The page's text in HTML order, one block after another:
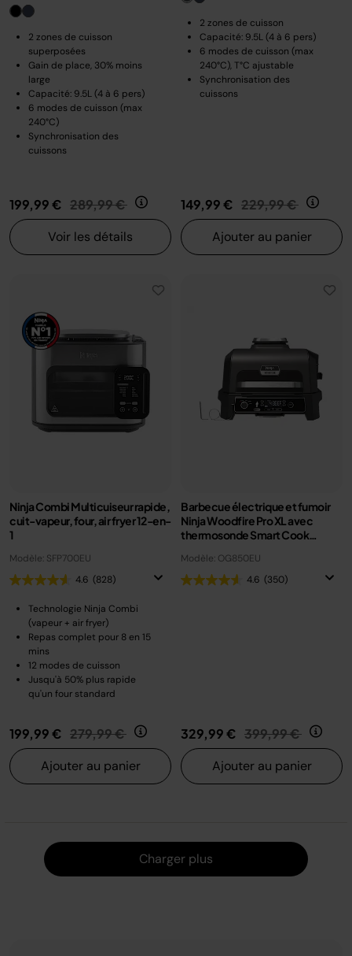
2 zones de cuisson
superposées
Gain de place, 30% moins
large
Capacité: 9.5L (4 à 6 pers)
6 modes de cuisson (max
240°C)
Synchronisation des
cuissons
199,99 € Prix réduit de
289,99 € au
Voir les détails
2 zones de cuisson
Capacité: 9.5L (4 à 6 pers)
6 modes de cuisson (max
240°C), T°C ajustable
Synchronisation des
cuissons
149,99 € Prix réduit de
229,99 € au
Ajouter au panier
Ninja Combi Multicuiseur rapide,
cuit-vapeur, four, air fryer 12-en-
1
Modèle: SFP700EU
4.6 (828)
Technologie Ninja Combi
(vapeur + air fryer)
Repas complet pour 8 en 15
mins
12 modes de cuisson
Jusqu'à 50% plus rapide
qu'un four standard
199,99 € Prix réduit de
279,99 € au
Ajouter au panier
Barbecue électrique et fumoir
Ninja Woodfire Pro XL avec
thermosonde Smart Cook
Modèle: OG850EU
4.6 (350)
329,99 € Prix réduit de
399,99 € au
Ajouter au panier
Charger plus